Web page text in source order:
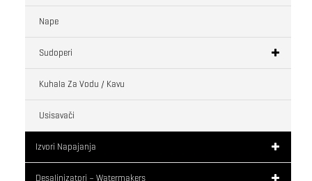
Nape
Sudoperi
Kuhala Za Vodu / Kavu
Usisavači
Izvori Napajanja
Desalinizatori – Watermakers